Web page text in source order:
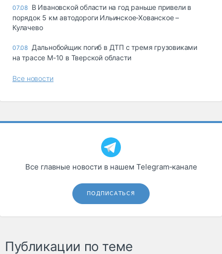
07.08 В Ивановской области на год раньше привели в
порядок 5 км автодороги Ильинское-Хованское –
Кулачево
07.08 Дальнобойщик погиб в ДТП с тремя грузовиками
на трассе М-10 в Тверской области
Все новости
Все главные новости в нашем Telegram‑канале
ПОДПИСАТЬСЯ
Публикации по теме